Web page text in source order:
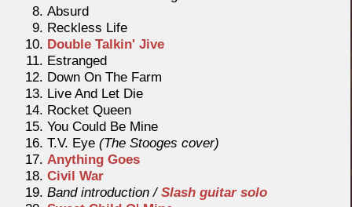
Absurd
Reckless Life
Double Talkin' Jive
Estranged
Down On The Farm
Live And Let Die
Rocket Queen
You Could Be Mine
T.V. Eye (The Stooges cover)
Anything Goes
Civil War
Band introduction / Slash guitar solo